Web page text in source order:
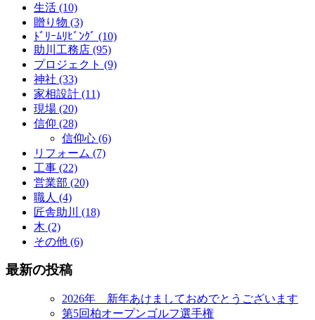
生活 (10)
贈り物 (3)
ﾄﾞﾘｰﾑﾘﾋﾞﾝｸﾞ (10)
助川工務店 (95)
プロジェクト (9)
神社 (33)
家相設計 (11)
現場 (20)
信仰 (28)
信仰心 (6)
リフォーム (7)
工事 (22)
営業部 (20)
職人 (4)
匠舎助川 (18)
木 (2)
その他 (6)
最新の投稿
2026年 新年あけましておめでとうございます
第5回柏オープンゴルフ選手権